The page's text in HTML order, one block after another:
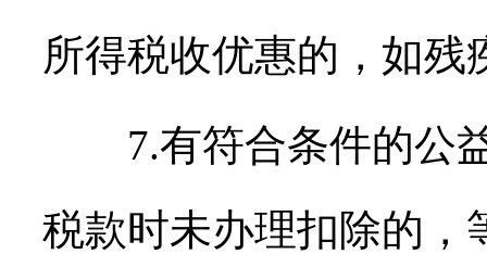
所得税收优惠的，如
7.有符合条件的公益
税款时未办理扣除的，